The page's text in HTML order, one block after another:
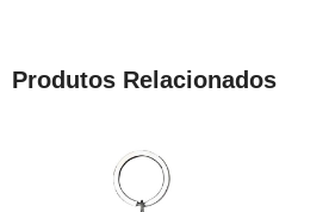
Produtos Relacionados